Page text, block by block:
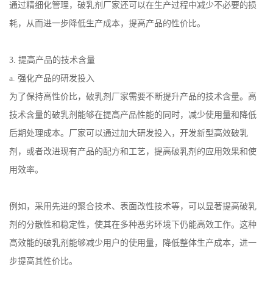
通过精细化管理，破乳剂厂家还可以在生产过程中减少不必要的损
耗，从而进一步降低生产成本，提高产品的性价比。
3. 提高产品的技术含量
a. 强化产品的研发投入
为了保持高性价比，破乳剂厂家需要不断提升产品的技术含量。高
技术含量的破乳剂能够在提高产品性能的同时，减少使用量和降低
后期处理成本。厂家可以通过加大研发投入，开发新型高效破乳
剂，或者改进现有产品的配方和工艺，提高破乳剂的应用效果和使
用效率。
例如，采用先进的聚合技术、表面改性技术等，可以显著提高破乳
剂的分散性和稳定性，使其在多种恶劣环境下仍能高效工作。这种
高效能的破乳剂能够减少用户的使用量，降低整体生产成本，进一
步提高其性价比。